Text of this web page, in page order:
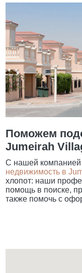
Поможем
Jumeirah
С нашей
недвижимость в
хлопот: наши
помощь в поиске,
также помочь с